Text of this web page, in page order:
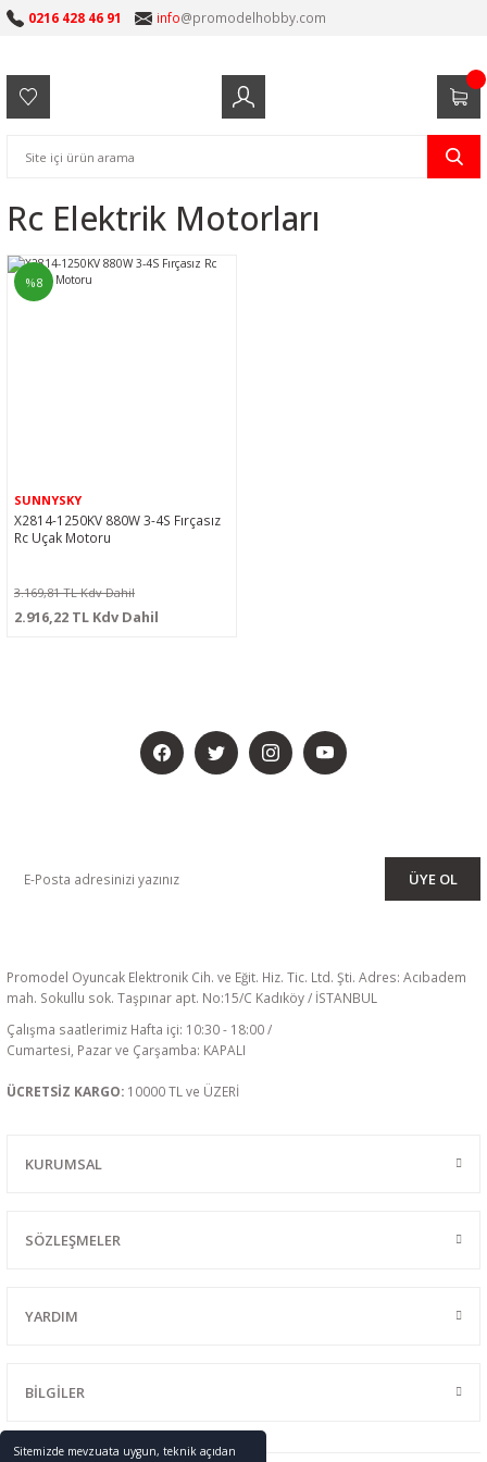
Sitemizde mevzuata uygun, teknik açıdan
0216 428 46 91 info@promodelhobby.com
Rc Elektrik Motorları
%8
SUNNYSKY
X2814-1250KV 880W 3-4S Fırçasız
Rc Uçak Motoru
3.169,81 TL Kdv Dahil
2.916,22 TL Kdv Dahil
ÜYE OL
Promodel Oyuncak Elektronik Cih. ve Eğit. Hiz. Tic. Ltd. Şti. Adres: Acıbadem
mah. Sokullu sok. Taşpınar apt. No:15/C Kadıköy / İSTANBUL
Çalışma saatlerimiz Hafta içi: 10:30 - 18:00 /
Cumartesi, Pazar ve Çarşamba: KAPALI
ÜCRETSİZ KARGO: 10000 TL ve ÜZERİ
KURUMSAL
SÖZLEŞMELER
YARDIM
BİLGİLER